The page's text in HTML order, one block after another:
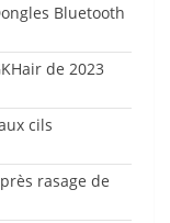
Bluetooth
de 2023
cils
rasage de